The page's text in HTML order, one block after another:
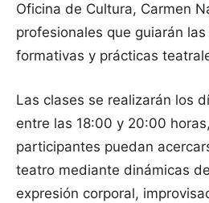
Oficina de Cultura, Carmen
profesionales que guiarán
formativas y prácticas
Las clases se realizarán los
entre las 18:00 y 20:00
participantes puedan
teatro mediante dinámicas
expresión corporal,